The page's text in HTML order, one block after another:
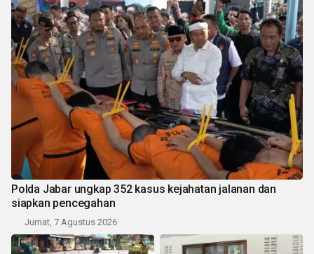
Polda Jabar ungkap 352 kasus kejahatan jalanan dan
siapkan pencegahan
Jumat, 7 Agustus 2026